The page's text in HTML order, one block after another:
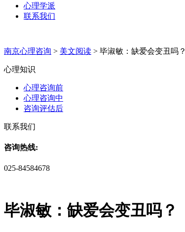
心理学派
联系我们
南京心理咨询 > 美文阅读 > 毕淑敏：缺爱会变丑吗？
心理知识
心理咨询前
心理咨询中
咨询评估后
联系我们
咨询热线:
025-84584678
毕淑敏：缺爱会变丑吗？